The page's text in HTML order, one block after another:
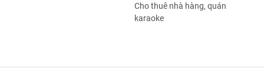
Cho thuê nhà hàng, quán
karaoke